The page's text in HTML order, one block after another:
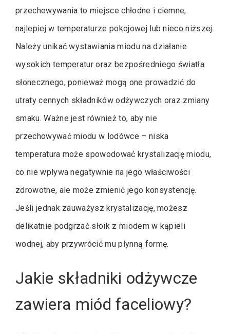
przechowywania to miejsce chłodne i ciemne,
najlepiej w temperaturze pokojowej lub nieco niższej.
Należy unikać wystawiania miodu na działanie
wysokich temperatur oraz bezpośredniego światła
słonecznego, ponieważ mogą one prowadzić do
utraty cennych składników odżywczych oraz zmiany
smaku. Ważne jest również to, aby nie
przechowywać miodu w lodówce – niska
temperatura może spowodować krystalizację miodu,
co nie wpływa negatywnie na jego właściwości
zdrowotne, ale może zmienić jego konsystencję.
Jeśli jednak zauważysz krystalizację, możesz
delikatnie podgrzać słoik z miodem w kąpieli
wodnej, aby przywrócić mu płynną formę.
Jakie składniki odżywcze
zawiera miód faceliowy?